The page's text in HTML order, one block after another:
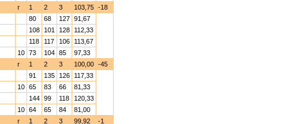
г 1 2 3 103,75 -18
80 68 127 91,67
108 101 128
112,33
118 117 106
113,67
10 73 104 85
97,33
г 1 2 3 100,00 -45
91 135 126
117,33
10 65 83 66
81,33
144 99 118
120,33
10 64 65 84
81,00
г 1 2 3 99,92 -1